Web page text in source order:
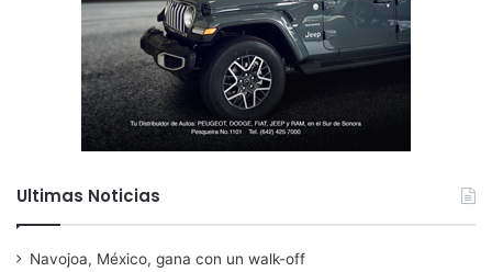
Ultimas Noticias
Navojoa, México, gana con un walk-off